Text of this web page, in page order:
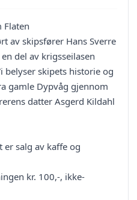
Flaten
av skipsfører Hans Sverre
del av krigsseilasen
belyser skipets historie og
gamle Dypvåg gjennom
datter Asgerd Kildahl
er salg av kaffe og
kr. 100,-, ikke-